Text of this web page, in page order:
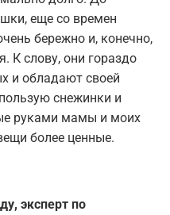
еще со времен
бережно и, конечно,
К слову, они гораздо
и обладают своей
снежинки и
руками мамы и моих
более ценные.
эксперт по